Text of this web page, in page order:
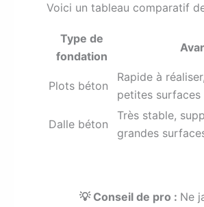
Voici un tableau comparatif
Type de
fondation
Plots béton
Rapide à
petites surfaces
Dalle béton
Très stable,
grandes
💡 Conseil de pro : Ne